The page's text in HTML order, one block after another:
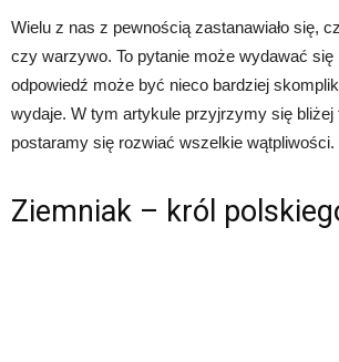
Wielu z nas z pewnością zastanawiało się,
czy warzywo. To pytanie może wydawać się
odpowiedź może być nieco bardziej
wydaje. W tym artykule przyjrzymy się bliżej
postaramy się rozwiać wszelkie wątpliwości.
Ziemniak – król